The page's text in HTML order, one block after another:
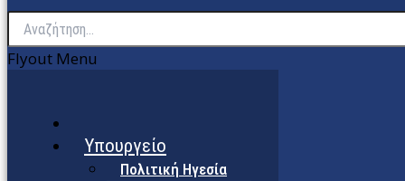
Flyout Menu
Υπουργείο
Πολιτική Ηγεσία